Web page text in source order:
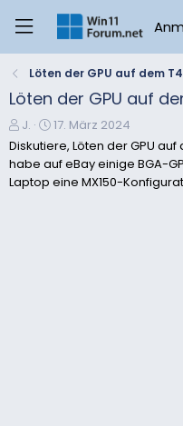
Löten der GPU auf dem
Löten der GPU auf
E
r
s
t
J.
E
r
s
t
17. März 2024
Diskutiere, Löten der GPU auf
habe auf eBay einige BGA-
Laptop eine MX150-